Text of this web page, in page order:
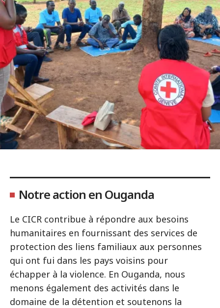
Notre action en Ouganda
Le CICR contribue à répondre aux besoins
humanitaires en fournissant des services de
protection des liens familiaux aux personnes
qui ont fui dans les pays voisins pour
échapper à la violence. En Ouganda, nous
menons également des activités dans le
domaine de la détention et soutenons la